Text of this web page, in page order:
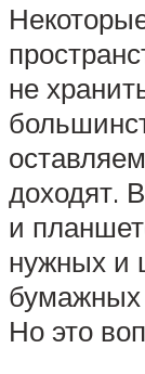
не
доходят.
и
нужных и
бумажных
Но это